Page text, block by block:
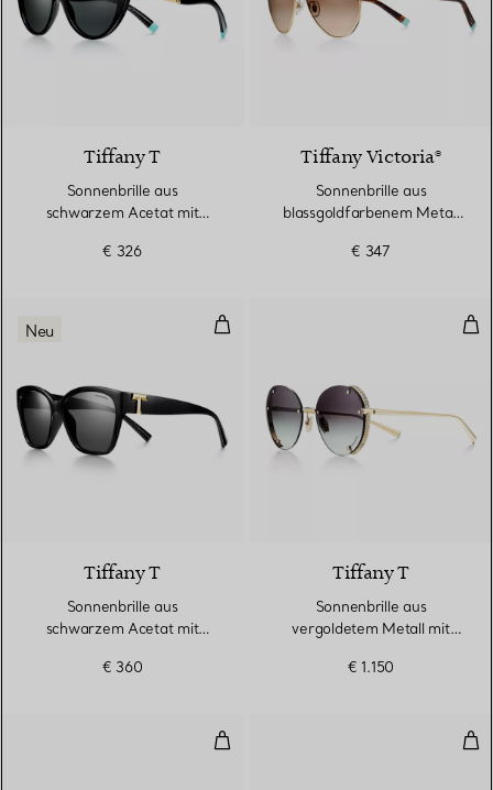
Tiffany T
Sonnenbrille aus
schwarzem Acetat mit
€ 326
Tiffany Victoria®
Sonnenbrille aus
blassgoldfarbenem Metall
€ 347
Sonnenbrille aus schwarzem
Neu
Tiffany T
Sonnenbrille aus
schwarzem Acetat mit
€ 360
Tiffany T
Sonnenbrille aus
vergoldetem Metall mit
Farbverlauf
€ 1.150
Sonnenbrille aus mit Weißgold